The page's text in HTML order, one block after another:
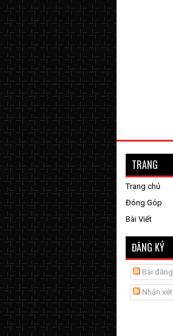
TRANG
Trang chủ
Đóng Góp
Bài Viết
ĐĂNG KÝ
Bài đăng
Nhận xét